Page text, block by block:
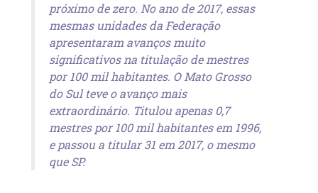
próximo de zero. No ano de 2017, essas
mesmas unidades da Federação
apresentaram avanços muito
significativos na titulação de mestres
por 100 mil habitantes. O Mato Grosso
do Sul teve o avanço mais
extraordinário. Titulou apenas 0,7
mestres por 100 mil habitantes em 1996,
e passou a titular 31 em 2017, o mesmo
que SP.